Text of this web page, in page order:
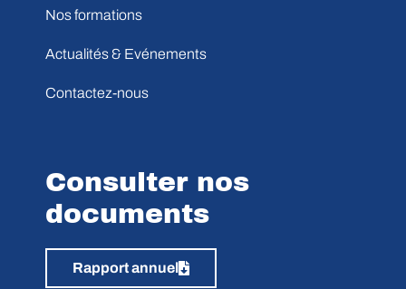
Nos formations
Actualités & Evénements
Contactez-nous
Consulter nos
documents
Rapport annuel